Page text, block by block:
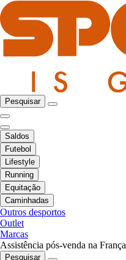
Pesquisar
Saldos
Futebol
Lifestyle
Running
Equitação
Caminhadas
Outros desportos
Outlet
Marcas
Assistência pós-venda na França
Pesquisar